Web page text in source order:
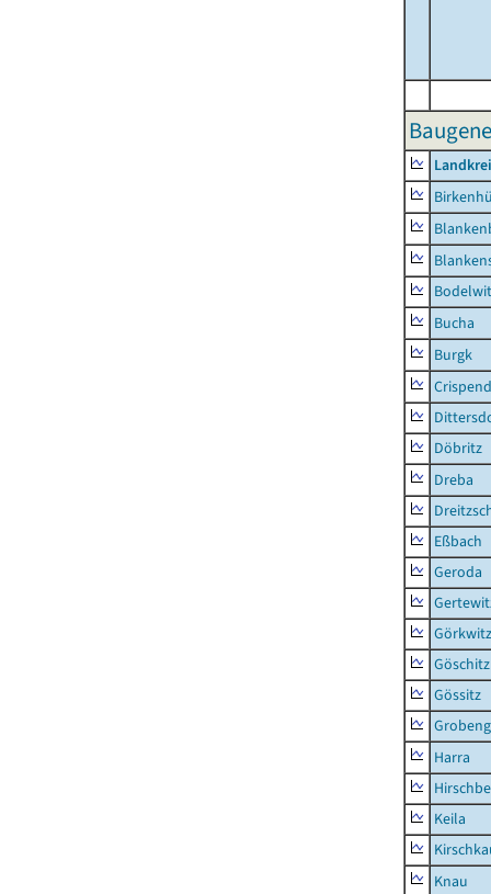
Bucha
Burgk
Döbritz
Dreba
Eßbach
Geroda
Görkwitz
Göschitz
Gössitz
Harra
Keila
Knau